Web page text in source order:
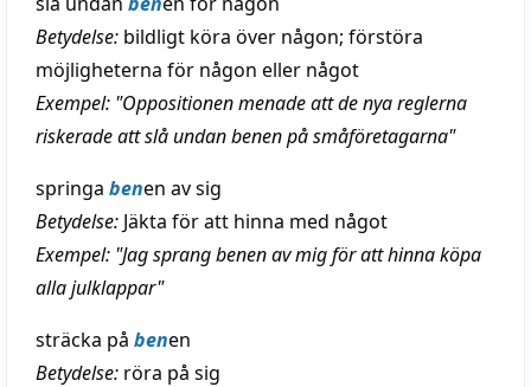
Betydelse: bildligt köra över någon; förstöra
möjligheterna för någon eller något
Exempel: "Oppositionen menade att de nya reglerna
riskerade att slå undan benen på småföretagarna"
springa benen av sig
Betydelse: Jäkta för att hinna med något
Exempel: "Jag sprang benen av mig för att hinna köpa
alla julklappar"
sträcka på benen
Betydelse: röra på sig